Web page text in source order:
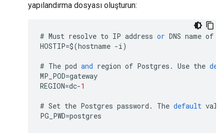
yapılandırma dosyası oluşturun:
# Must resolve to IP address or DNS name of
HOSTIP=$(hostname -i)
# The pod and region of Postgres . Use the
MP_POD=gateway
REGION=dc-1
# Set the Postgres password . The default
PG_PWD=postgres